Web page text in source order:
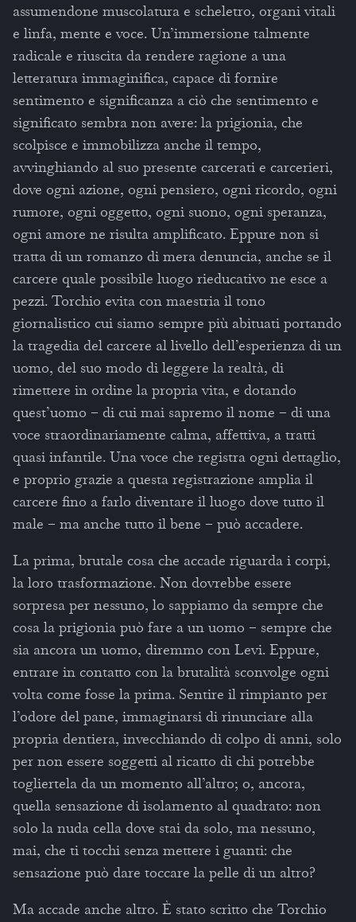
assumendone muscolatura e scheletro, organi vitali
e linfa, mente e voce. Un’immersione talmente
radicale e riuscita da rendere ragione a una
letteratura immaginifica, capace di fornire
sentimento e significanza a ciò che sentimento e
significato sembra non avere: la prigionia, che
scolpisce e immobilizza anche il tempo,
avvinghiando al suo presente carcerati e carcerieri,
dove ogni azione, ogni pensiero, ogni ricordo, ogni
rumore, ogni oggetto, ogni suono, ogni speranza,
ogni amore ne risulta amplificato. Eppure non si
tratta di un romanzo di mera denuncia, anche se il
carcere quale possibile luogo rieducativo ne esce a
pezzi. Torchio evita con maestria il tono
giornalistico cui siamo sempre più abituati portando
la tragedia del carcere al livello dell’esperienza di un
uomo, del suo modo di leggere la realtà, di
rimettere in ordine la propria vita, e dotando
quest’uomo – di cui mai sapremo il nome – di una
voce straordinariamente calma, affettiva, a tratti
quasi infantile. Una voce che registra ogni dettaglio,
e proprio grazie a questa registrazione amplia il
carcere fino a farlo diventare il luogo dove tutto il
male – ma anche tutto il bene – può accadere.
La prima, brutale cosa che accade riguarda i corpi,
la loro trasformazione. Non dovrebbe essere
sorpresa per nessuno, lo sappiamo da sempre che
cosa la prigionia può fare a un uomo – sempre che
sia ancora un uomo, diremmo con Levi. Eppure,
entrare in contatto con la brutalità sconvolge ogni
volta come fosse la prima. Sentire il rimpianto per
l’odore del pane, immaginarsi di rinunciare alla
propria dentiera, invecchiando di colpo di anni, solo
per non essere soggetti al ricatto di chi potrebbe
togliertela da un momento all’altro; o, ancora,
quella sensazione di isolamento al quadrato: non
solo la nuda cella dove stai da solo, ma nessuno,
mai, che ti tocchi senza mettere i guanti: che
sensazione può dare toccare la pelle di un altro?
Ma accade anche altro. È stato scritto che Torchio